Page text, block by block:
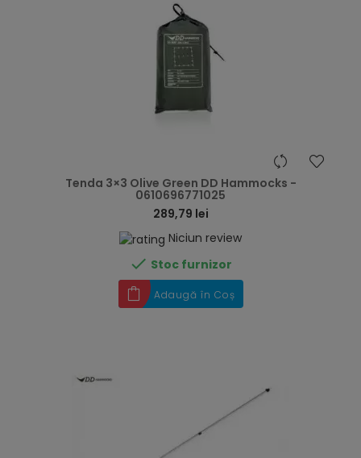
Tenda 3×3 Olive Green DD Hammocks -
0610696771025
289,79 lei
Niciun review
 Stoc furnizor
Adaugă în Coș